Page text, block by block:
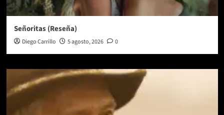
Señoritas (Reseña)
Diego Carrillo 5 agosto, 2026 0